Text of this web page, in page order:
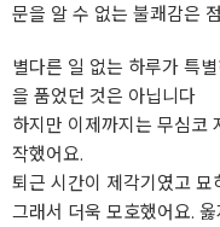
문을 알 수 없는 불쾌감은
별다른 일 없는 하루가 특
을 품었던 것은 아닙니다
하지만 이제까지는 무심코
작했어요.
퇴근 시간이 제각기였고
그래서 더욱 모호했어요.